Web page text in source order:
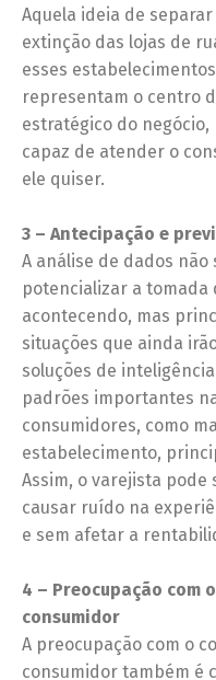
Aquela ideia de
extinção das lojas de
esses
representam o centro
estratégico do
capaz de atender o
ele quiser.
3 – Antecipação e
A análise de dados não
potencializar a tomada
acontecendo, mas
situações que ainda
soluções de
padrões importantes
consumidores, como
estabelecimento,
Assim, o varejista
causar ruído na
e sem afetar a
4 – Preocupação com
consumidor
A preocupação com o
consumidor também é